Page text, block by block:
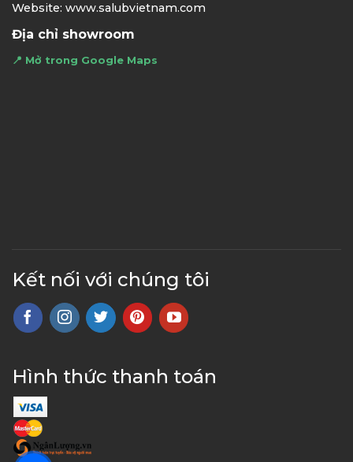
Website: www.salubvietnam.com
Địa chỉ showroom
📍 Mở trong Google Maps
Kết nối với chúng tôi
Hình thức thanh toán